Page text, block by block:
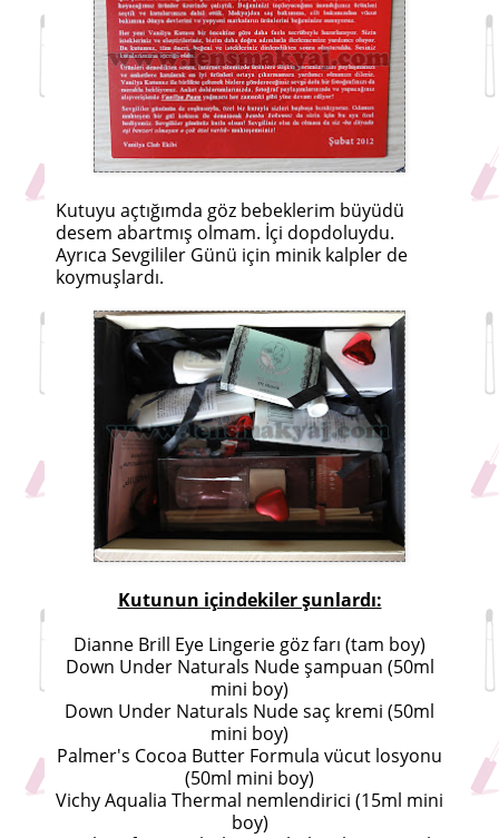
Kutuyu açtığımda göz bebeklerim büyüdü
desem abartmış olmam. İçi dopdoluydu.
Ayrıca Sevgililer Günü için minik kalpler de
koymuşlardı.
Kutunun içindekiler şunlardı:
Dianne Brill Eye Lingerie göz farı (tam boy)
Down Under Naturals Nude şampuan (50ml
mini boy)
Down Under Naturals Nude saç kremi (50ml
mini boy)
Palmer's Cocoa Butter Formula vücut losyonu
(50ml mini boy)
Vichy Aqualia Thermal nemlendirici (15ml mini
boy)